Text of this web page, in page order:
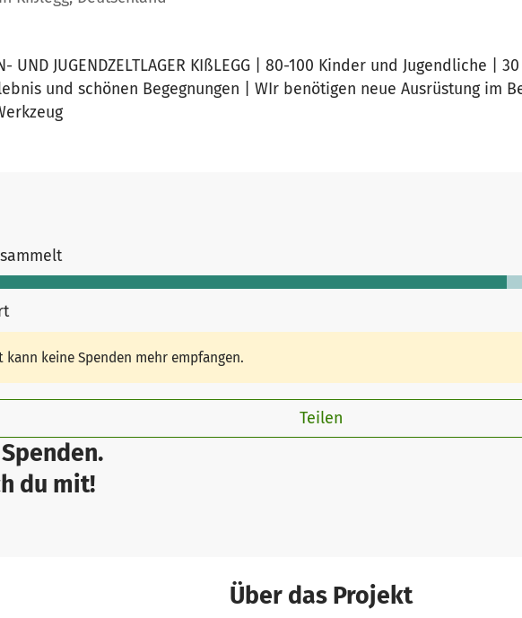
UND JUGENDZELTLAGER KIßLEGG | 80-100 Kinder und Jugendliche |
und schönen Begegnungen | WIr benötigen neue Ausrüstung im
du mit!
kann keine Spenden mehr empfangen.
Teilen
Über das Projekt